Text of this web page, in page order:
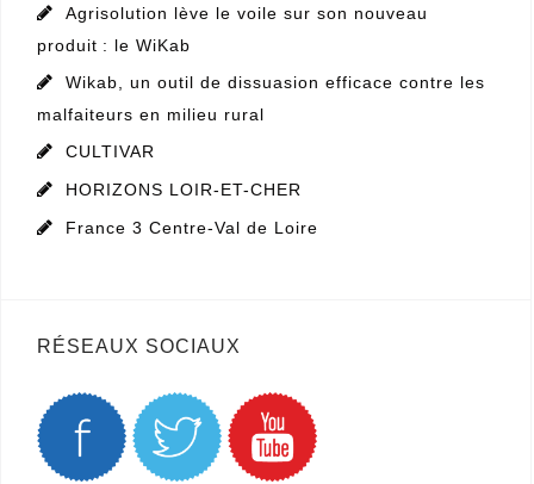
Agrisolution lève le voile sur son nouveau
produit : le WiKab
Wikab, un outil de dissuasion efficace contre les
malfaiteurs en milieu rural
CULTIVAR
HORIZONS LOIR-ET-CHER
France 3 Centre-Val de Loire
RÉSEAUX SOCIAUX